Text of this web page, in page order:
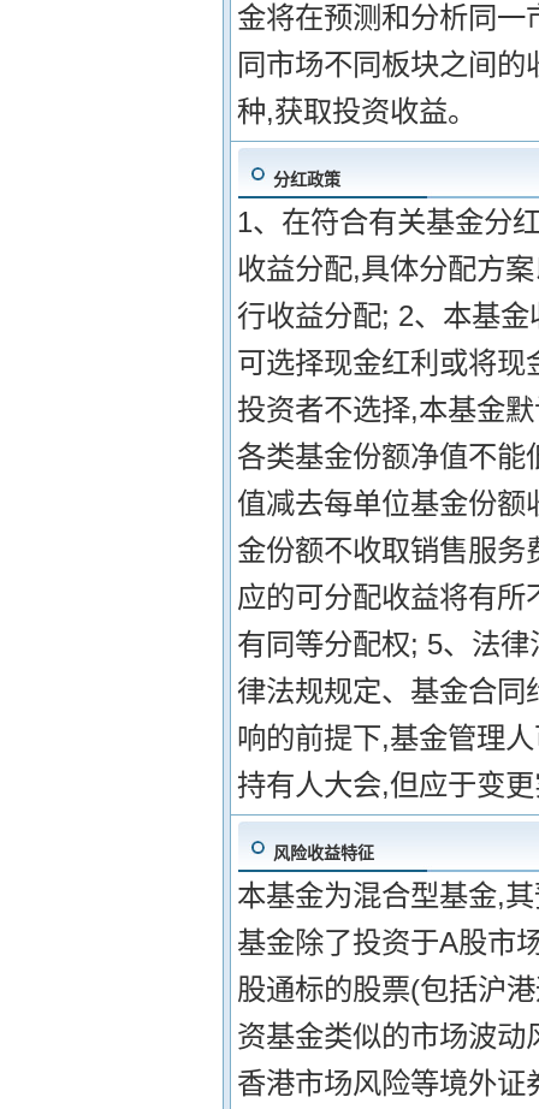
金将在预测和分析同
同市场不同板块之间
种,获取投资收益。
分红政策
1、在符合有关基金分
收益分配,具体分配方
行收益分配; 2、本基
可选择现金红利或将
投资者不选择,本基金
各类基金份额净值不
值减去每单位基金份
金份额不收取销售服
应的可分配收益将有
有同等分配权; 5、法
律法规规定、基金合
响的前提下,基金管理
持有人大会,但应于变
风险收益特征
本基金为混合型基金,
基金除了投资于A股市
股通标的股票(包括沪
资基金类似的市场波
香港市场风险等境外